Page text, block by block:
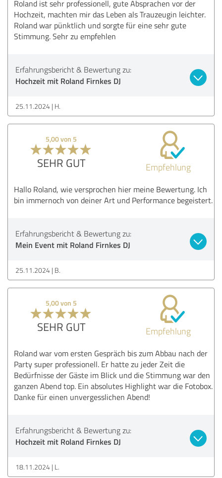
Roland ist sehr professionell, gute Absprachen vor der
Hochzeit, machten mir das Leben als Trauzeugin leichter.
Roland war pünktlich und sorgte für eine sehr gute
Stimmung. Sehr zu empfehlen
Erfahrungsbericht & Bewertung zu:
Hochzeit mit Roland Firnkes DJ
25.11.2024 H.
5,00 von 5
SEHR GUT Empfehlung
Hallo Roland, wie versprochen hier meine Bewertung. Ich
bin immernoch von deiner Art und Performance begeistert.
Erfahrungsbericht & Bewertung zu:
Mein Event mit Roland Firnkes DJ
25.11.2024 B.
5,00 von 5
SEHR GUT Empfehlung
Roland war vom ersten Gespräch bis zum Abbau nach der
Party super professionell. Er hatte zu jeder Zeit die
Bedürfnisse der Gäste im Blick und die Stimmung war den
ganzen Abend top. Ein absolutes Highlight war die Fotobox.
Danke für einen unvergesslichen Abend!
Erfahrungsbericht & Bewertung zu:
Hochzeit mit Roland Firnkes DJ
18.11.2024 L.